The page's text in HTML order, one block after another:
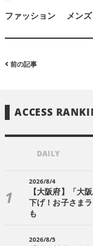
ファッション メン
前の記事
ACCESS
DAILY
2026/8/4
【大阪府】「大
下げ！お子さま
も
2026/8/5